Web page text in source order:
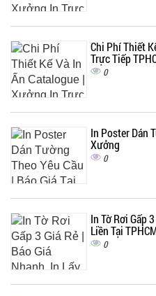
Chi Phí Thiết
Trực Tiếp
0
In Poster Dán
Xưởng
0
In Tờ Rơi Gấp
Liền Tại
0